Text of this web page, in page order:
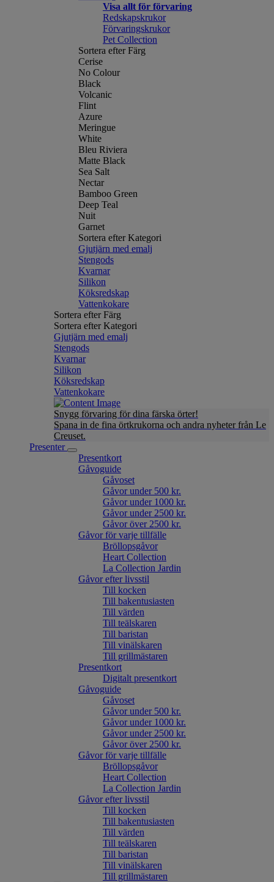
Visa allt för förvaring
Redskapskrukor
Förvaringskrukor
Pet Collection
Sortera efter Färg
Cerise
No Colour
Black
Volcanic
Flint
Azure
Meringue
White
Bleu Riviera
Matte Black
Sea Salt
Nectar
Bamboo Green
Deep Teal
Nuit
Garnet
Sortera efter Kategori
Gjutjärn med emalj
Stengods
Kvarnar
Silikon
Köksredskap
Vattenkokare
Sortera efter Färg
Sortera efter Kategori
Gjutjärn med emalj
Stengods
Kvarnar
Silikon
Köksredskap
Vattenkokare
Snygg förvaring för dina färska örter!
Spana in de fina örtkrukorna och andra nyheter från Le
Creuset.
Presenter
Presentkort
Gåvoguide
Gåvoset
Gåvor under 500 kr.
Gåvor under 1000 kr.
Gåvor under 2500 kr.
Gåvor över 2500 kr.
Gåvor för varje tillfälle
Bröllopsgåvor
Heart Collection
La Collection Jardin
Gåvor efter livsstil
Till kocken
Till bakentusiasten
Till värden
Till teälskaren
Till baristan
Till vinälskaren
Till grillmästaren
Presentkort
Digitalt presentkort
Gåvoguide
Gåvoset
Gåvor under 500 kr.
Gåvor under 1000 kr.
Gåvor under 2500 kr.
Gåvor över 2500 kr.
Gåvor för varje tillfälle
Bröllopsgåvor
Heart Collection
La Collection Jardin
Gåvor efter livsstil
Till kocken
Till bakentusiasten
Till värden
Till teälskaren
Till baristan
Till vinälskaren
Till grillmästaren